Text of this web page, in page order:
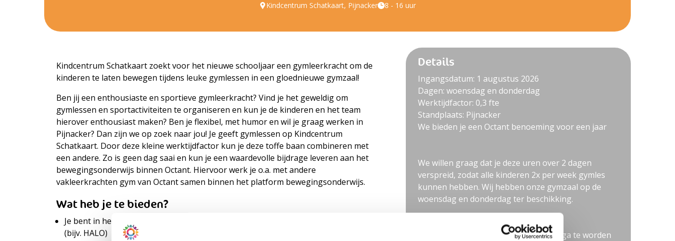
Kindcentrum Schatkaart, Pijnacker 8 - 16 uur
Kindcentrum Schatkaart zoekt voor het nieuwe schooljaar een gymleerkracht om de
kinderen te laten bewegen tijdens leuke gymlessen in een gloednieuwe gymzaal!
Ben jij een enthousiaste en sportieve gymleerkracht? Vind je het geweldig om
gymlessen en sportactiviteiten te organiseren en kun je de kinderen en het team
hierover enthousiast maken? Ben je flexibel, met humor en wil je graag werken in
Pijnacker? Dan zijn we op zoek naar jou! Je geeft gymlessen op Kindcentrum
Schatkaart. Door deze kleine werktijdfactor kun je deze toffe baan combineren met
een andere. Zo is geen dag saai en kun je een waardevolle bijdrage leveren aan het
bewegingsonderwijs binnen Octant. Hiervoor werk je o.a. met andere
vakleerkrachten gym van Octant samen binnen het platform bewegingsonderwijs.
Wat heb je te bieden?
Je bent in het bezit van een HBO-diploma 'eerstegraads vakleerkracht gymnastiek'
(bijv. HALO)
Details
Ingangsdatum: 1 augustus 2026
Dagen: woensdag en donderdag
Werktijdfactor: 0,3 fte
Standplaats: Pijnacker
We bieden je een Octant benoeming voor een jaar
We willen graag dat je deze uren over 2 dagen
verspreid, zodat alle kinderen 2x per week gymles
kunnen hebben. Wij hebben onze gymzaal op de
woensdag en donderdag ter beschikking.
Heb jij interesse om onze nieuwe collega te worden